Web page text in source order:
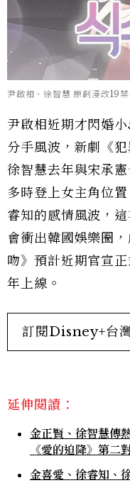
尹啟相、徐智慧 原創漫改19
尹啟相近期才閃婚
分手風波，新劇《
徐智慧去年與宋承
多時登上女主角位
睿知的感情風波，
會衝出韓國娛樂圈
吻》預計近期官宣
年上線。
訂閱Disney+台
延伸閱讀：
金正賢、徐智慧傳
《愛的迫降》第二
金喜愛、徐睿知、